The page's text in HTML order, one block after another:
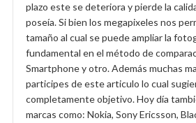
plazo este se deteriora y pierde la
poseía. Si bien los megapixeles nos
tamaño al cual se puede ampliar la
fundamental en el método de
Smartphone y otro. Además muchas
participes de este articulo lo cual
completamente objetivo. Hoy día
marcas como: Nokia, Sony Ericsson,